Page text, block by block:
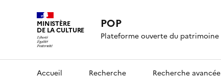
MINISTÈRE
DE LA CULTURE POP
Plateforme ouverte du patrimoine
Accueil Recherche Recherche avancée